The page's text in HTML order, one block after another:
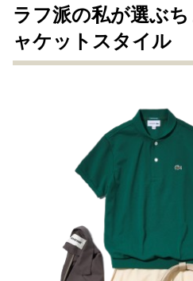
ラフ派の私が選ぶ
ャケットスタイル